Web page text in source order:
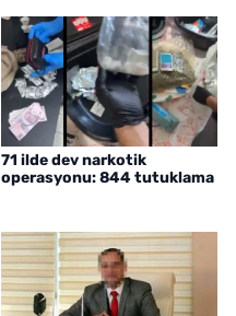
71 ilde dev narkotik
operasyonu: 844 tutuklama